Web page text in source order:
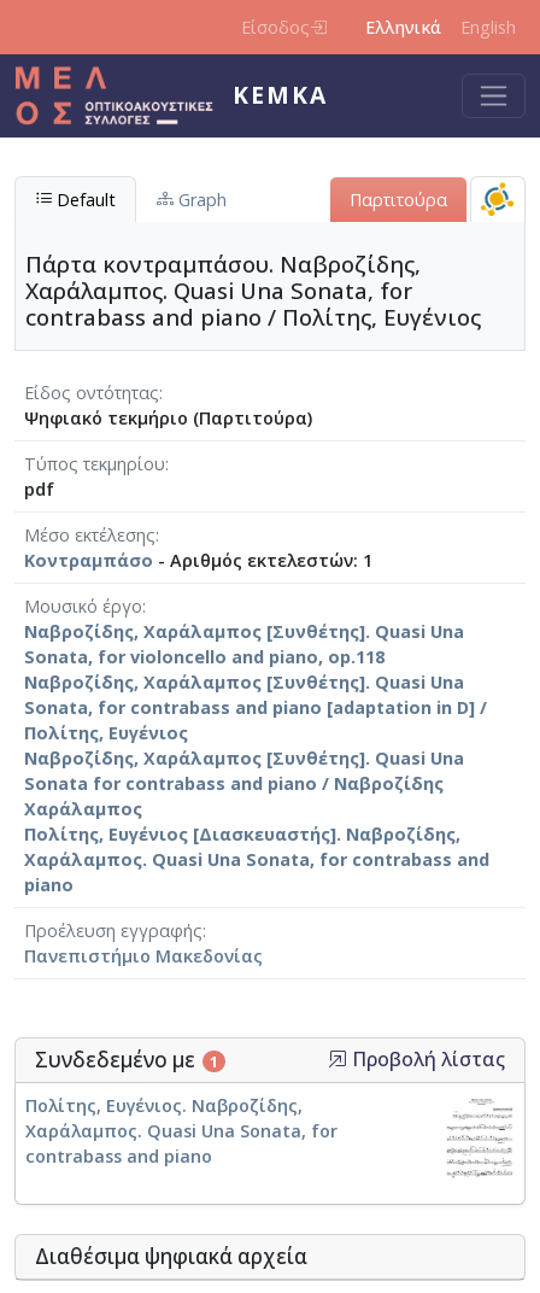
Είσοδος Ελληνικά English
ΚΕΜΚΑ
Default Graph Παρτιτούρα
Πάρτα κοντραμπάσου. Ναβροζίδης,
Χαράλαμπος. Quasi Una Sonata, for
contrabass and piano / Πολίτης, Ευγένιος
Είδος οντότητας
Ψηφιακό τεκμήριο (Παρτιτούρα)
Τύπος τεκμηρίου
pdf
Μέσο εκτέλεσης
Κοντραμπάσο - Αριθμός εκτελεστών: 1
Μουσικό έργο
Ναβροζίδης, Χαράλαμπος [Συνθέτης]. Quasi Una
Sonata, for violoncello and piano, op.118
Ναβροζίδης, Χαράλαμπος [Συνθέτης]. Quasi Una
Sonata, for contrabass and piano [adaptation in D] /
Πολίτης, Ευγένιος
Ναβροζίδης, Χαράλαμπος [Συνθέτης]. Quasi Una
Sonata for contrabass and piano / Ναβροζίδης
Χαράλαμπος
Πολίτης, Ευγένιος [Διασκευαστής]. Ναβροζίδης,
Χαράλαμπος. Quasi Una Sonata, for contrabass and
piano
Προέλευση εγγραφής
Πανεπιστήμιο Μακεδονίας
Συνδεδεμένο με 1 Προβολή λίστας
Πολίτης, Ευγένιος. Ναβροζίδης,
Χαράλαμπος. Quasi Una Sonata, for
contrabass and piano
Διαθέσιμα ψηφιακά αρχεία